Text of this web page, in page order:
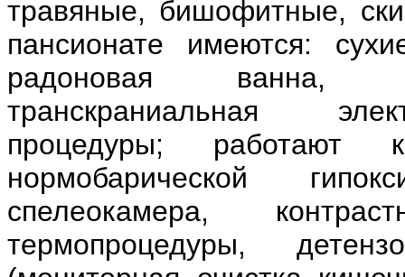
травяные, бишофитные,
пансионате имеются:
радоновая ванна,
транскраниальная
процедуры;
нормобарической
спелеокамера,
термопроцедуры,